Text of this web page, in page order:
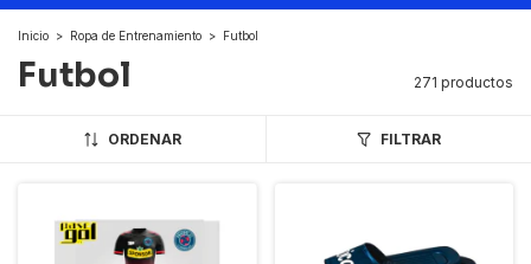
Inicio > Ropa de Entrenamiento > Futbol
Futbol 271 productos
ORDENAR FILTRAR